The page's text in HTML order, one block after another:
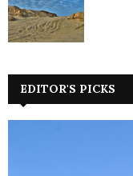
EDITOR'S PICKS